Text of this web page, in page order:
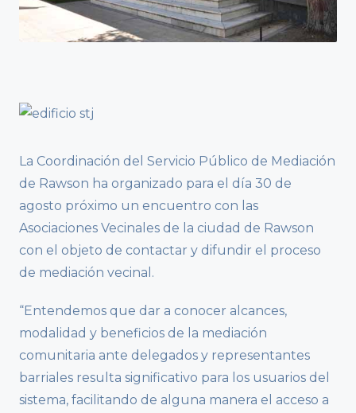
La Coordinación del Servicio Público de Mediación
de Rawson ha organizado para el día 30 de
agosto próximo un encuentro con las
Asociaciones Vecinales de la ciudad de Rawson
con el objeto de contactar y difundir el proceso
de mediación vecinal.
“Entendemos que dar a conocer alcances,
modalidad y beneficios de la mediación
comunitaria ante delegados y representantes
barriales resulta significativo para los usuarios del
sistema, facilitando de alguna manera el acceso a